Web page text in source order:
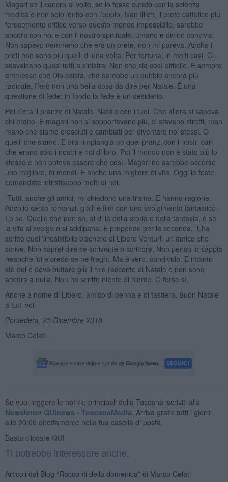
Magari se il cancro al volto, se lo fosse curato con la scienza
medica e non solo lenito con l’oppio, Ivan Illich, il prete cattolico più
ferocemente critico verso questo mondo impossibile, sarebbe
ancora con noi e con il nostro spirituale, umano e divino convivio.
Non sapevo nemmeno che era un prete, non mi pareva. Anche i
preti non sono più quelli di una volta. Per fortuna, in molti casi. Ci
scavalcano quasi tutti a sinistra. Non che sia così difficile. E sempre
ammesso che Dio esista, che sarebbe un dubbio ancora più
radicale. Però non una bella cosa da dire per Natale. È una
questione di fede: in fondo la fede è un desiderio.
Poi c’era il pranzo di Natale. Natale con i tuoi. Che allora si sapeva
chi erano. E magari non si sopportavano più, ci stavano stretti, man
mano che siamo cresciuti e cambiati per diventare noi stessi. O
quelli che siamo. E ora rimpiangiamo quei pranzi con i nostri cari
che erano solo i nostri e noi di loro. Poi il mondo non è stato più lo
stesso e non poteva essere che così. Magari ne sarebbe occorso
uno migliore, di mondi. E anche una migliore di vita. Oggi le feste
comandate intristiscono molti di noi.
“Tutti, anche gli amici, mi chiedono una trama. E hanno ragione.
Anch’io cerco romanzi, gialli e film con uno svolgimento fantastico.
Lo so. Quello che non so, al di là della storia e della fantasia, è se
la vita si svolge o si addipana. E propendo per la seconda.” L’ha
scritto quell’irresistibile bischero di Libero Venturi, un amico che
scrive. Non saprei dire se scrivente o scrittore. Non penso lo sappia
neanche lui e credo se ne freghi. Ma è vero, condivido. E intanto
sto qui e devo buttare giù il mio racconto di Natale e non sono
ancora a nulla. Non ho scritto niente di niente. O forse sì.
Anche a nome di Libero, amico di penna e di tastiera, Buon Natale
a tutti voi.
Pontedera, 25 Dicembre 2018
Marco Celati
Se vuoi leggere le notizie principali della Toscana iscriviti alla
Newsletter QUInews - ToscanaMedia. Arriva gratis tutti i giorni
alle 20:00 direttamente nella tua casella di posta.
Basta cliccare QUI
Ti potrebbe interessare anche:
Articoli dal Blog “Racconti della domenica” di Marco Celati